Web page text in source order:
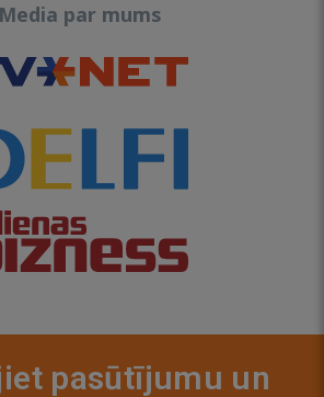
Media par mums
pasūtījumu un